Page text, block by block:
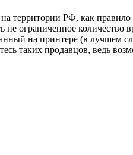
территории РФ, как
ограниченное количество
на принтере (в лучшем
таких продавцов, ведь